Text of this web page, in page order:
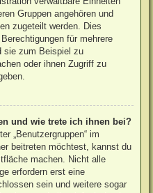
Gruppen angehören und
zugeteilt werden. Dies
für mehrere
sie zum Beispiel zu
oder ihnen Zugriff zu
und wie trete ich ihnen bei?
„Benutzergruppen“ im
beitreten möchtest, kannst du
machen. Nicht alle
erfordern erst eine
sein und weitere sogar